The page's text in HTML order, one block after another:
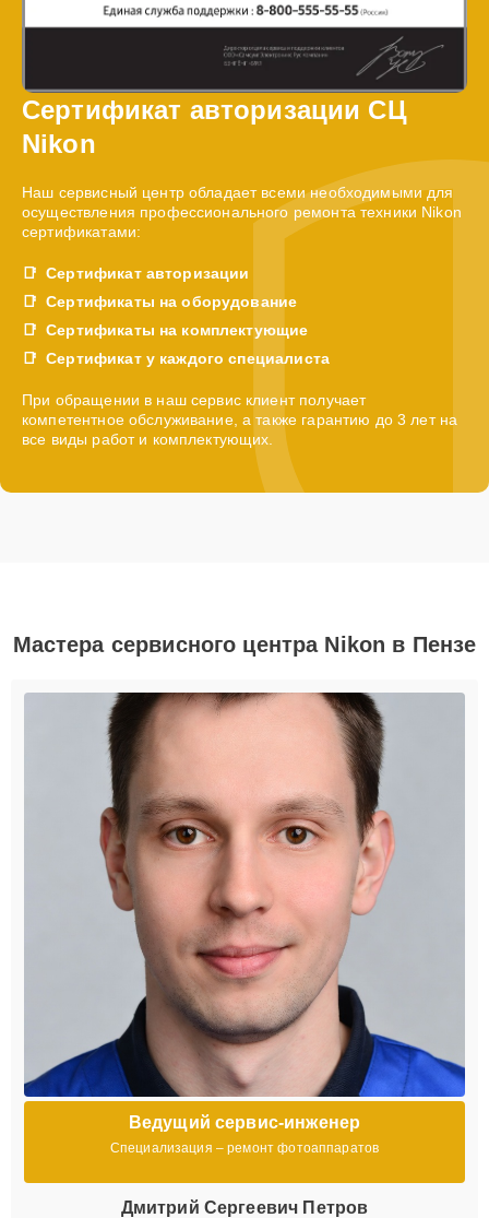
Сертификат авторизации СЦ
Nikon
Наш сервисный центр обладает всеми необходимыми для
осуществления профессионального ремонта техники Nikon
сертификатами:
Сертификат авторизации
Сертификаты на оборудование
Сертификаты на комплектующие
Сертификат у каждого специалиста
При обращении в наш сервис клиент получает
компетентное обслуживание, а также гарантию до 3 лет на
все виды работ и комплектующих.
Мастера сервисного центра Nikon в Пензе
Ведущий сервис-инженер
Специализация – ремонт фотоаппаратов
Дмитрий Сергеевич Петров